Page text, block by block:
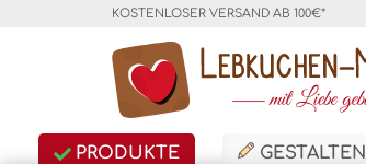
KOSTENLOSER VERSAND AB 100€*
PRODUKTE GESTALTEN